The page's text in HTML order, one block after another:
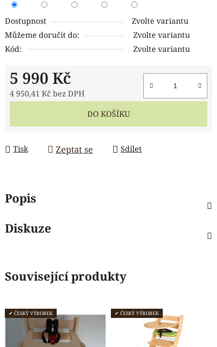
Dostupnost
Zvolte variantu
Můžeme doručit do:
Zvolte variantu
Kód:
Zvolte variantu
5 990 Kč
4 950,41 Kč bez DPH
DO KOŠÍKU
Tisk Zeptat se Sdílet
Popis
Diskuze
Související produkty
✔ ČESKÝ VÝROBEK ✔ ČESKÝ VÝROBEK